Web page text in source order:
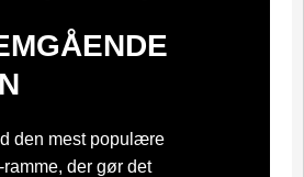
den mest populære
der gør det